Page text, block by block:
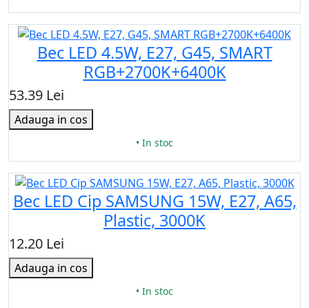
Bec LED 4.5W, E27, G45, SMART
RGB+2700K+6400K
53.39 Lei
Adauga in cos
• In stoc
Bec LED Cip SAMSUNG 15W, E27, A65,
Plastic, 3000K
12.20 Lei
Adauga in cos
• In stoc